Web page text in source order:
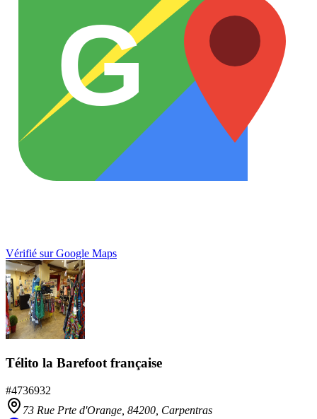
G
Vérifié sur Google Maps
Télito la Barefoot française
#4736932
73 Rue Prte d'Orange, 84200 Carpentras